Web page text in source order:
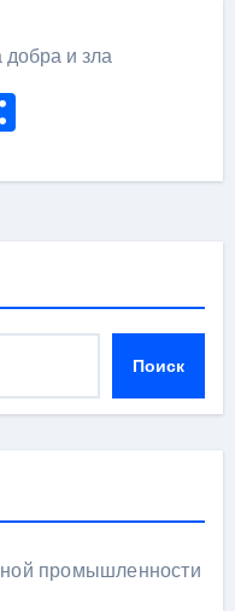
добра и зла
Отправить
Поиск
промышленности